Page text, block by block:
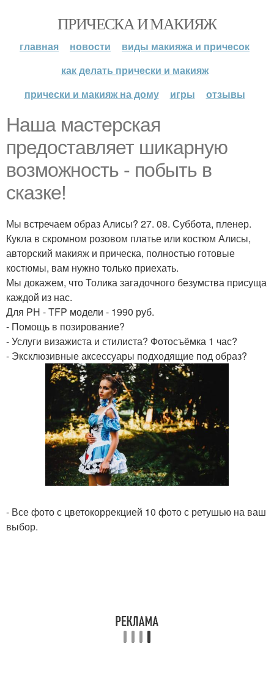
ПРИЧЕСКА И МАКИЯЖ
главная новости
виды макияжа и причесок
как делать прически и макияж
прически и макияж на дому
игры отзывы
Наша мастерская
предоставляет шикарную
возможность - побыть в
сказке!
Мы встречаем образ Алисы? 27. 08. Суббота, пленер.
Кукла в скромном розовом платье или костюм Алисы,
авторский макияж и прическа, полностью готовые
костюмы, вам нужно только приехать.
Мы докажем, что Толика загадочного безумства присуща
каждой из нас.
Для PH - TFP модели - 1990 руб.
- Помощь в позирование?
- Услуги визажиста и стилиста? Фотосъёмка 1 час?
- Эксклюзивные аксессуары подходящие под образ?
- Все фото с цветокоррекцией 10 фото с ретушью на ваш
выбор.